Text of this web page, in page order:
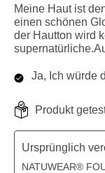
Meine Haut ist
einen schönen
der Hautton wird
Ja, Ich würde
Produkt
Ursprünglich
NATUWEAR®